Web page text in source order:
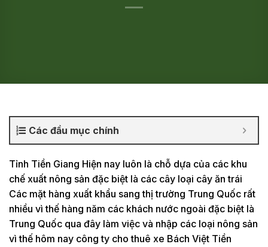
Các đầu mục chính
Tỉnh Tiền Giang Hiện nay luôn là chỗ dựa của các khu
chế xuất nông sản đặc biệt là các cây loại cây ăn trái
Các mặt hàng xuất khẩu sang thị trường Trung Quốc rất
nhiều vì thế hàng năm các khách nước ngoài đặc biệt là
Trung Quốc qua đây làm việc và nhập các loại nông sản
vì thế hôm nay công ty cho thuê xe Bách Việt Tiền